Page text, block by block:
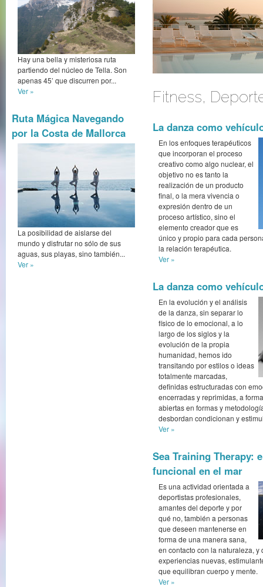
Hay una bella y misteriosa ruta
partiendo del núcleo de Tella. Son
apenas 45’ que discurren por...
Ver »
Ruta Mágica Navegando
por la Costa de Mallorca
La posibilidad de aislarse del
mundo y disfrutar no sólo de sus
aguas, sus playas, sino también...
Ver »
Fitness,
La danza como
En los enfoques terapéuticos
que incorporan el proceso
creativo como algo nuclear, el
objetivo no es tanto la
realización de un producto
final, o la mera vivencia o
expresión dentro de un
proceso artístico, sino el
elemento creador que es
único y propio para cada
la relación terapéutica.
Ver »
La danza como
En la evolución y el análisis
de la danza, sin separar lo
físico de lo emocional, a lo
largo de los siglos y la
evolución de la propia
humanidad, hemos ido
transitando por estilos o ideas
totalmente marcadas,
definidas estructuradas con
encerradas y reprimidas, a
abiertas en formas y
desbordan condicionan y
Ver »
Sea Training Therapy:
funcional en el mar
Es una actividad orientada a
deportistas profesionales,
amantes del deporte y por
qué no, también a personas
que deseen mantenerse en
forma de una manera sana,
en contacto con la naturaleza, y
experiencias nuevas,
que equilibran cuerpo y mente.
Ver »